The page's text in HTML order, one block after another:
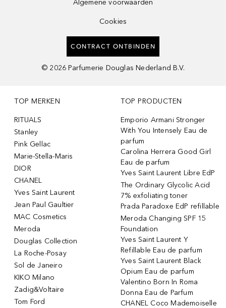
Algemene voorwaarden
Cookies
CONTRACT ONTBINDEN
© 2026 Parfumerie Douglas Nederland B.V.
TOP MERKEN
RITUALS
Stanley
Pink Gellac
Marie-Stella-Maris
DIOR
CHANEL
Yves Saint Laurent
Jean Paul Gaultier
MAC Cosmetics
Meroda
Douglas Collection
La Roche-Posay
Sol de Janeiro
KIKO Milano
Zadig&Voltaire
Tom Ford
TOP PRODUCTEN
Emporio Armani Stronger
With You Intensely Eau de
parfum
Carolina Herrera Good Girl
Eau de parfum
Yves Saint Laurent Libre EdP
The Ordinary Glycolic Acid
7% exfoliating toner
Prada Paradoxe EdP refillable
Meroda Changing SPF 15
Foundation
Yves Saint Laurent Y
Refillable Eau de parfum
Yves Saint Laurent Black
Opium Eau de parfum
Valentino Born In Roma
Donna Eau de Parfum
CHANEL Coco Mademoiselle